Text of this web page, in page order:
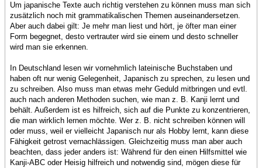
Um japanische Texte auch richtig verstehen zu können muss man sich
zusätzlich noch mit grammatikalischen Themen auseinandersetzen.
Aber auch dabei gilt: Je mehr man liest und hört, je öfter man einer
Form begegnet, desto vertrauter wird sie einem und desto schneller
wird man sie erkennen.
In Deutschland lesen wir vornehmlich lateinische Buchstaben und
haben oft nur wenig Gelegenheit, Japanisch zu sprechen, zu lesen und
zu schreiben. Also muss man etwas mehr Geduld mitbringen und evtl.
auch nach anderen Methoden suchen, wie man z. B. Kanji lernt und
behält. Außerdem ist es hilfreich, sich auf die Punkte zu konzentrieren,
die man wirklich lernen möchte. Wer z. B. nicht schreiben können will
oder muss, weil er vielleicht Japanisch nur als Hobby lernt, kann diese
Fähigkeit getrost vernachlässigen. Gleichzeitig muss man aber auch
beachten, dass jeder anders ist: Während für den einen Hilfsmittel wie
Kanji-ABC oder Heisig hilfreich und notwendig sind, mögen diese für